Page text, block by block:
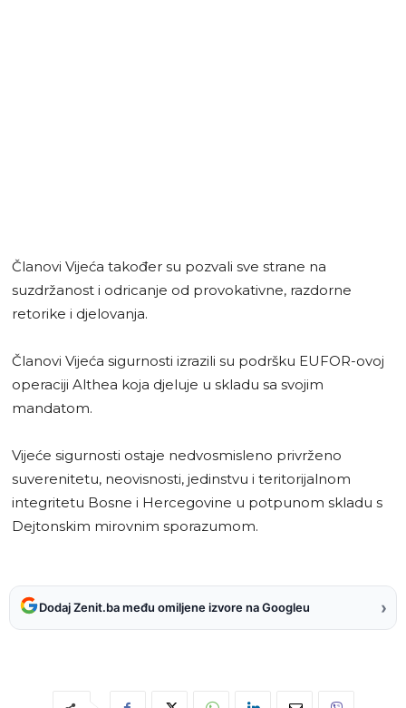
Članovi Vijeća također su pozvali sve strane na
suzdržanost i odricanje od provokativne, razdorne
retorike i djelovanja.
Članovi Vijeća sigurnosti izrazili su podršku EUFOR-ovoj
operaciji Althea koja djeluje u skladu sa svojim
mandatom.
Vijeće sigurnosti ostaje nedvosmisleno privrženo
suverenitetu, neovisnosti, jedinstvu i teritorijalnom
integritetu Bosne i Hercegovine u potpunom skladu s
Dejtonskim mirovnim sporazumom.
Dodaj Zenit.ba među omiljene izvore na Googleu ›